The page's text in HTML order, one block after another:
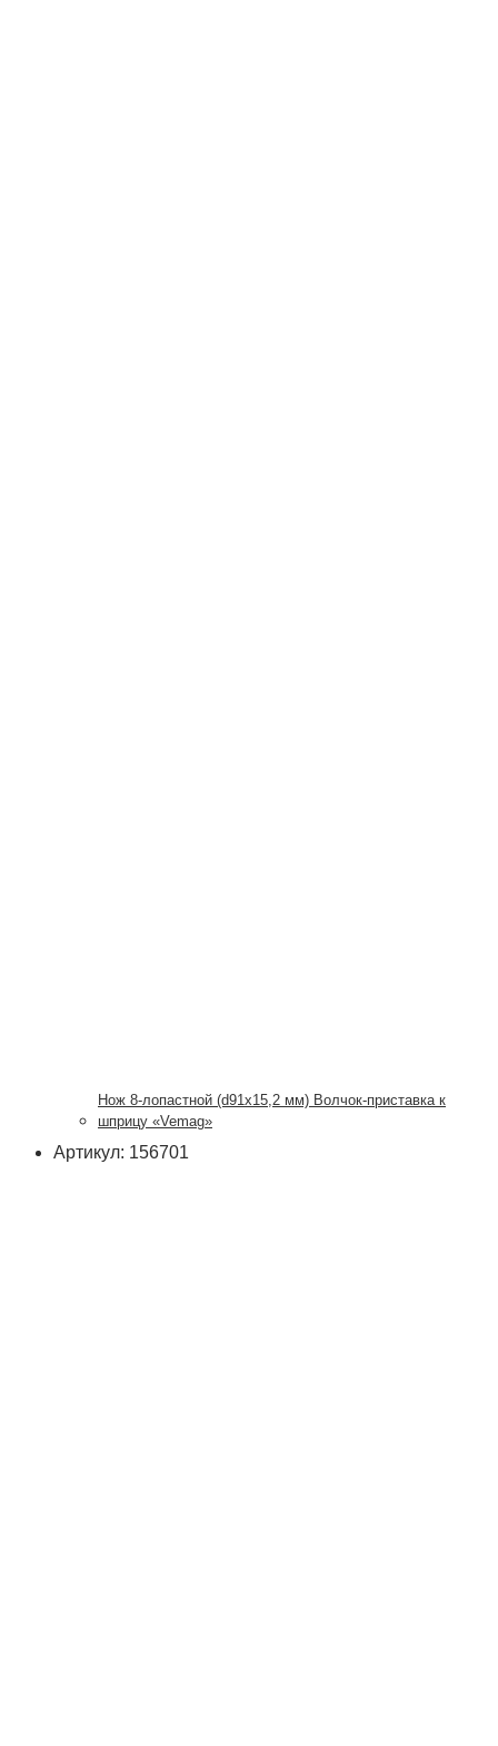
Нож 8-лопастной (d91х15,2 мм) Волчок-приставка к
шприцу «Vemag»
Артикул: 156701